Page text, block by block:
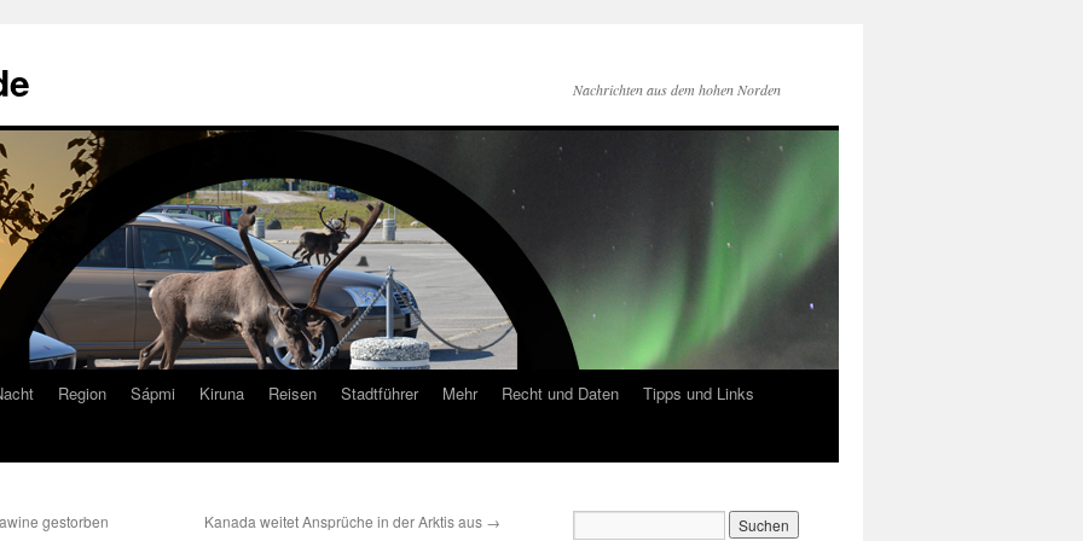
Nachrichten aus dem hohen Norden
Region Sápmi Kiruna Reisen Stadtführer Mehr Recht und Daten
Tipps und Links
gestorben Kanada weitet Ansprüche in der Arktis aus →